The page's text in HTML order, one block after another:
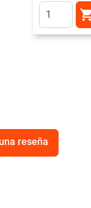
reseña